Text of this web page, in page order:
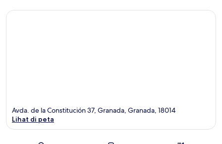
Avda. de la Constitución 37, Granada, Granada, 18014
Lihat di peta